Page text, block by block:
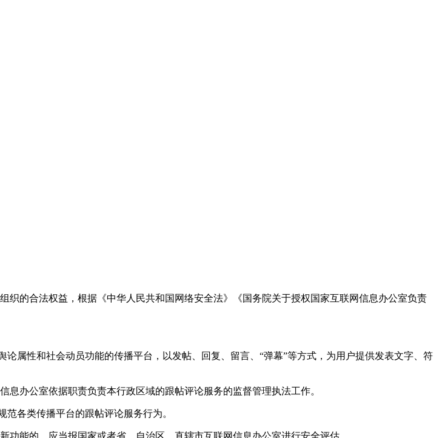
的合法权益，根据《中华人民共和国网络安全法》《国务院关于授权国家互联网信息办公室负责
属性和社会动员功能的传播平台，以发帖、回复、留言、“弹幕”等方式，为用户提供发表文字、符
办公室依据职责负责本行政区域的跟帖评论服务的监督管理执法工作。
各类传播平台的跟帖评论服务行为。
能的，应当报国家或者省、自治区、直辖市互联网信息办公室进行安全评估。